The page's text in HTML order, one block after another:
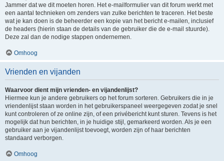
Jammer dat we dit moeten horen. Het e-mailformulier van dit forum werkt met
een aantal technieken om zenders van zulke berichten te traceren. Het beste
wat je kan doen is de beheerder een kopie van het bericht e-mailen, inclusief
de headers (hierin staan de details van de gebruiker die de e-mail stuurde).
Deze zal dan de nodige stappen ondernemen.
Omhoog
Vrienden en vijanden
Waarvoor dient mijn vrienden- en vijandenlijst?
Hiermee kun je andere gebruikers op het forum sorteren. Gebruikers die in je
vriendenlijst staan worden in het gebruikerspaneel weergegeven zodat je snel
kunt controleren of ze online zijn, of een privébericht kunt sturen. Tevens is het
mogelijk dat hun berichten, in je huidige stijl, gemarkeerd worden. Als je een
gebruiker aan je vijandenlijst toevoegt, worden zijn of haar berichten
standaard verborgen.
Omhoog